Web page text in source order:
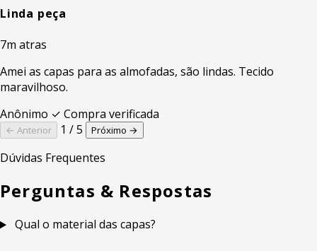
Linda peça
7m atras
Amei as capas para as almofadas, são lindas. Tecido
maravilhoso.
Anônimo ✓ Compra verificada
← Anterior 1 / 5 Próximo →
Dúvidas Frequentes
Perguntas & Respostas
Qual o material das capas?